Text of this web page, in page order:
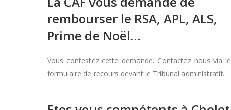
rembourser le RSA, APL, ALS,
Prime de Noël…
Vous contestez cette demande. Contactez nous via le
formulaire de recours devant le Tribunal administratif.